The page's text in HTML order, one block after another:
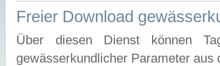
Freier Download
Über diesen Dienst können
gewässerkundlicher Parameter aus